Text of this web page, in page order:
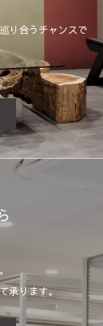
り合うチャンスで
承ります。